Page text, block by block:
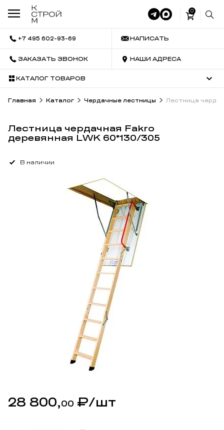
0
+7 495 602-93-69 НАПИСАТЬ
ЗАКАЗАТЬ ЗВОНОК НАШИ АДРЕСА
КАТАЛОГ ТОВАРОВ
Главная Каталог Чердачные лестницы Лестница
Лестница чердачная Fakro
деревянная LWK 60*130/305
В наличии
28 800,00 ₽/шт